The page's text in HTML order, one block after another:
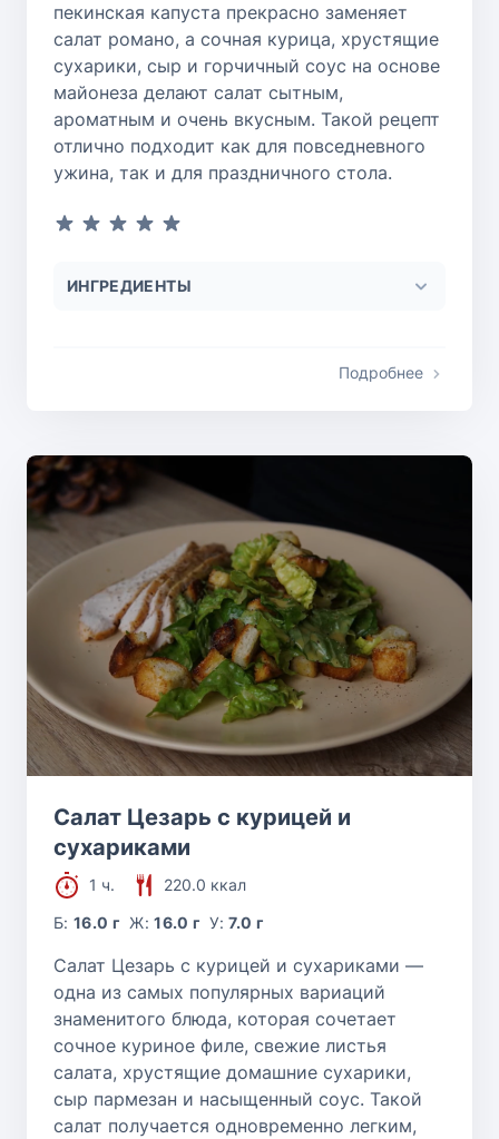
пекинская капуста прекрасно заменяет
салат романо, а сочная курица, хрустящие
сухарики, сыр и горчичный соус на основе
майонеза делают салат сытным,
ароматным и очень вкусным. Такой рецепт
отлично подходит как для повседневного
ужина, так и для праздничного стола.
ИНГРЕДИЕНТЫ
Подробнее
Салат Цезарь с курицей и
сухариками
1 ч.
220.0 ккал
Б:16.0 г Ж:16.0 г У:7.0 г
Салат Цезарь с курицей и сухариками —
одна из самых популярных вариаций
знаменитого блюда, которая сочетает
сочное куриное филе, свежие листья
салата, хрустящие домашние сухарики,
сыр пармезан и насыщенный соус. Такой
салат получается одновременно легким,